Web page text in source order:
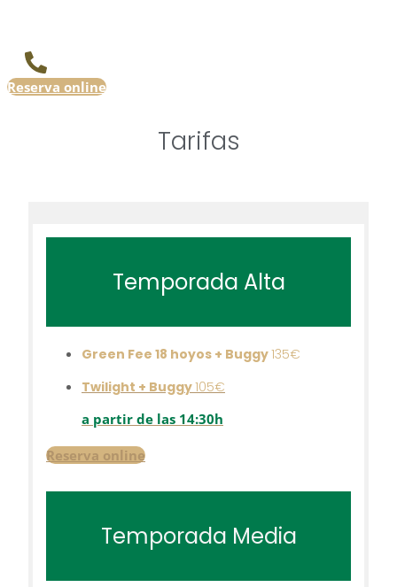
Reserva online
Tarifas
Temporada Alta
Green Fee 18 hoyos + Buggy135€
Twilight + Buggy105€
a partir de las 14:30h
Reserva online
Temporada Media